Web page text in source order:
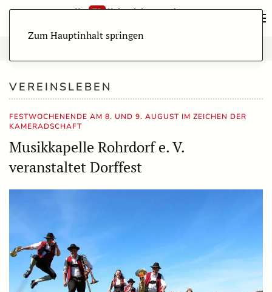
Zum Hauptinhalt springen
VEREINSLEBEN
FESTWOCHENENDE AM 8. UND 9. AUGUST IM ZEICHEN DER
KAMERADSCHAFT
Musikkapelle Rohrdorf e. V.
veranstaltet Dorffest